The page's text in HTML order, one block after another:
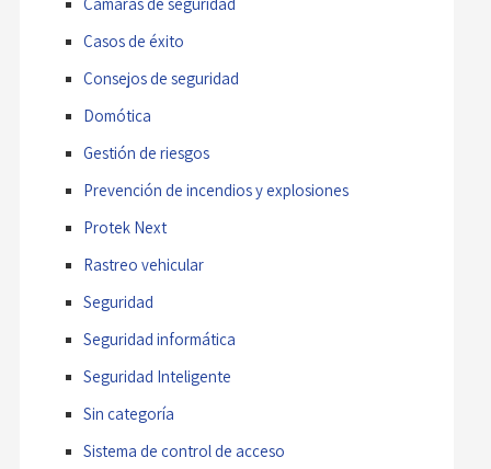
Casos de éxito
Consejos de seguridad
Domótica
Gestión de riesgos
Prevención de incendios y explosiones
Protek Next
Rastreo vehicular
Seguridad
Seguridad informática
Seguridad Inteligente
Sin categoría
Sistema de control de acceso